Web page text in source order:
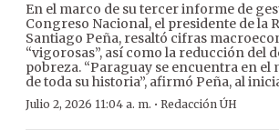
En el marco de su tercer informe de
Congreso Nacional, el presidente de la
Santiago Peña, resaltó cifras
“vigorosas”, así como la reducción del
pobreza. “Paraguay se encuentra en
de toda su historia”, afirmó Peña, al
Julio 2, 2026 11:04 a. m. · Redacción ÚH